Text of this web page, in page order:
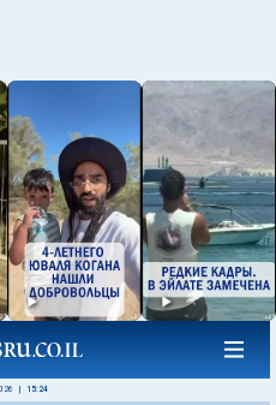
15:24